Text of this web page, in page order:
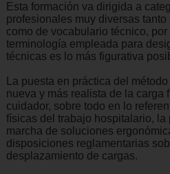
Esta formación va dirigida a
profesionales muy diversas
como de vocabulario técnico,
terminología empleada para
técnicas es lo más figurativa
La puesta en práctica del
nueva y más realista de la carga
cuidador, sobre todo en lo
físicas del trabajo hospitalario, la
marcha de soluciones
disposiciones reglamentarias
desplazamiento de cargas.